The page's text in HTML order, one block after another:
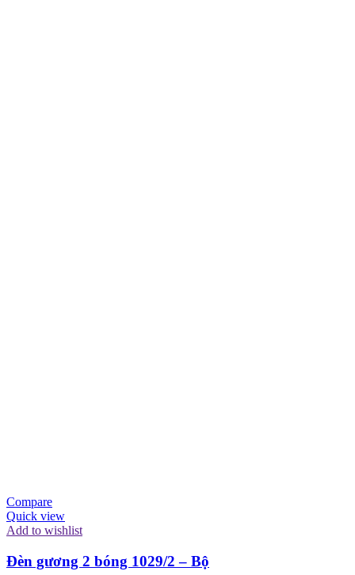
Compare
Quick view
Add to wishlist
Đèn gương 2 bóng 1029/2 – Bộ